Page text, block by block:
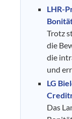
LHR-
Trotz
die
die
und
LG
Das